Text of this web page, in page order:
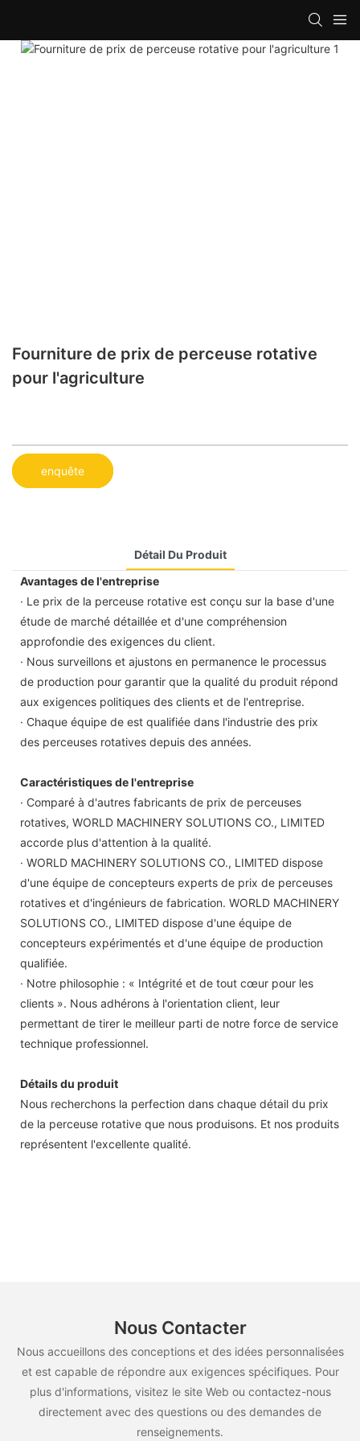
Fourniture de prix de perceuse rotative
pour l'agriculture
enquête
Détail Du Produit
Avantages de l'entreprise
· Le prix de la perceuse rotative est conçu sur la base d'une
étude de marché détaillée et d'une compréhension
approfondie des exigences du client.
· Nous surveillons et ajustons en permanence le processus
de production pour garantir que la qualité du produit répond
aux exigences politiques des clients et de l'entreprise.
· Chaque équipe de est qualifiée dans l'industrie des prix
des perceuses rotatives depuis des années.
Caractéristiques de l'entreprise
· Comparé à d'autres fabricants de prix de perceuses
rotatives, WORLD MACHINERY SOLUTIONS CO., LIMITED
accorde plus d'attention à la qualité.
· WORLD MACHINERY SOLUTIONS CO., LIMITED dispose
d'une équipe de concepteurs experts de prix de perceuses
rotatives et d'ingénieurs de fabrication. WORLD MACHINERY
SOLUTIONS CO., LIMITED dispose d'une équipe de
concepteurs expérimentés et d'une équipe de production
qualifiée.
· Notre philosophie : « Intégrité et de tout cœur pour les
clients ». Nous adhérons à l'orientation client, leur
permettant de tirer le meilleur parti de notre force de service
technique professionnel.
Détails du produit
Nous recherchons la perfection dans chaque détail du prix
de la perceuse rotative que nous produisons. Et nos produits
représentent l'excellente qualité.
Nous Contacter
Nous accueillons des conceptions et des idées personnalisées
et est capable de répondre aux exigences spécifiques. Pour
plus d'informations, visitez le site Web ou contactez-nous
directement avec des questions ou des demandes de
renseignements.